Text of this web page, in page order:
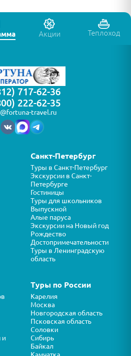
Акции Теплоход
717-62-36
222-62-35
travel.ru
Санкт-Петербург
Туры в Санкт-Петербург
Экскурсии в Санкт-
Петербурге
Гостиницы
Туры для школьников
Выпускной
Алые паруса
Экскурсии на Новый год
Рождество
Достопримечательности
Туры в Ленинградскую
область
и
Туры по России
Карелия
Москва
Новгородская область
Псковская область
Соловки
Сибирь
Байкал